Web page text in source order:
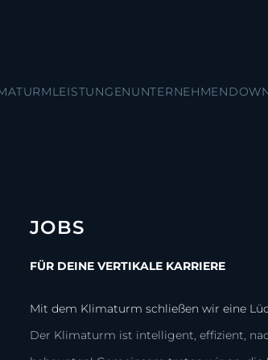
LEISTUNGENUNTERNEHMEN
JOBS
FÜR DEINE VERTIKALE KARRIERE
Mit dem Klimaturm schließen wir eine
Der Klimaturm ist intelligent, effizient,